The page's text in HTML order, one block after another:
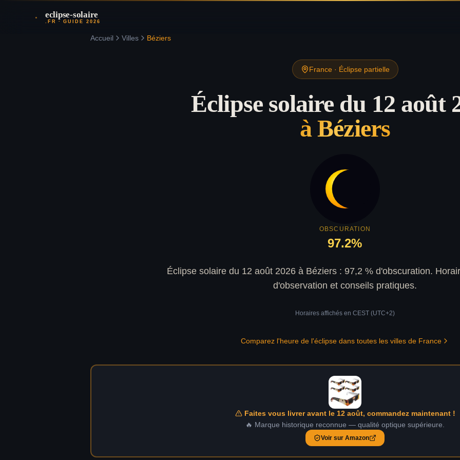
eclipse-solaire
.FR · GUIDE 2026
Accueil Villes Béziers
France· Éclipse partielle
Éclipse solaire du 12 août
àBéziers
OBSCURATION
97.2%
Éclipse solaire du 12 août 2026 à Béziers : 97,2 % d'obscuration.
d'observation et conseils pratiques.
Horaires affichés en CEST (UTC+2)
Comparez l'heure de l'éclipse dans toutes les villes de France
Faites vous livrer avant le 12 août, commandez maintenant !
🔥 Marque historique reconnue — qualité optique supérieure.
Voir sur Amazon